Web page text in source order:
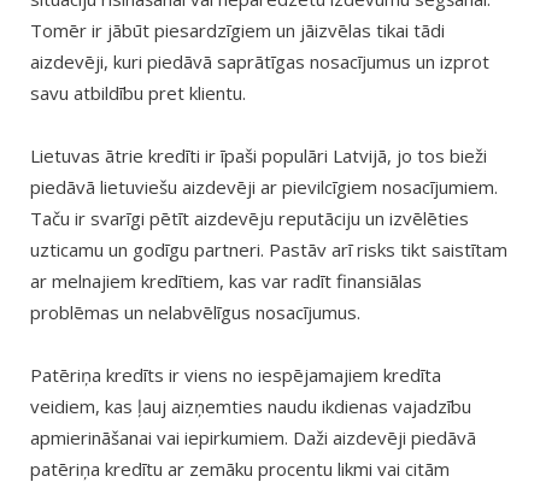
Tomēr ir jābūt piesardzīgiem un jāizvēlas tikai tādi
aizdevēji, kuri piedāvā saprātīgas nosacījumus un izprot
savu atbildību pret klientu.
Lietuvas ātrie kredīti ir īpaši populāri Latvijā, jo tos bieži
piedāvā lietuviešu aizdevēji ar pievilcīgiem nosacījumiem.
Taču ir svarīgi pētīt aizdevēju reputāciju un izvēlēties
uzticamu un godīgu partneri. Pastāv arī risks tikt saistītam
ar melnajiem kredītiem, kas var radīt finansiālas
problēmas un nelabvēlīgus nosacījumus.
Patēriņa kredīts ir viens no iespējamajiem kredīta
veidiem, kas ļauj aizņemties naudu ikdienas vajadzību
apmierināšanai vai iepirkumiem. Daži aizdevēji piedāvā
patēriņa kredītu ar zemāku procentu likmi vai citām